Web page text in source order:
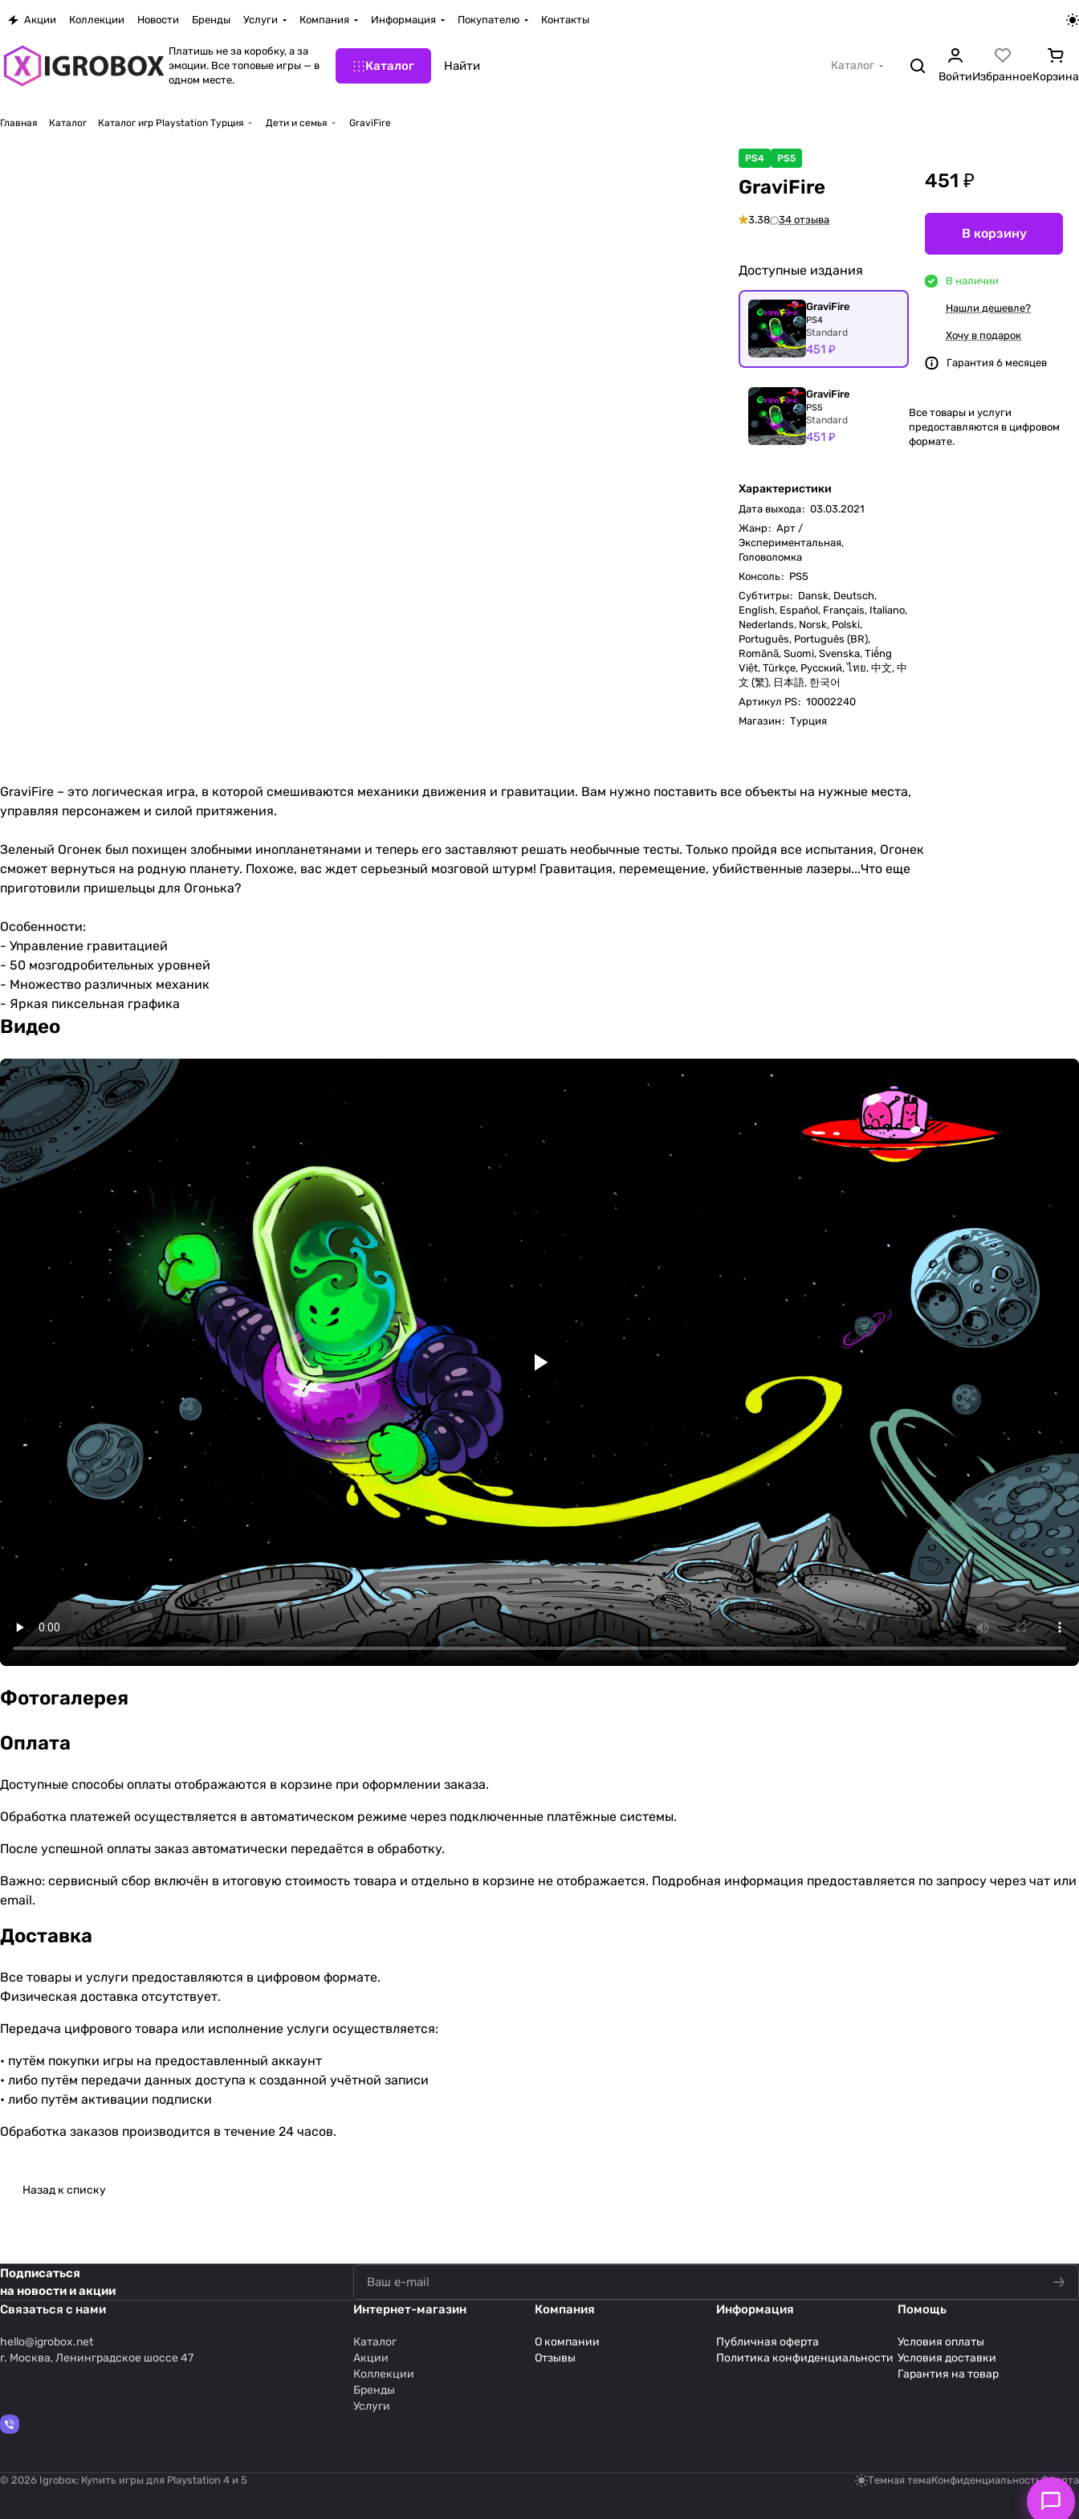
Акции Коллекции Новости Бренды Услуги Компания Информация Покупателю Контакты
Платишь не за коробку, а за
эмоции. Все топовые игры — в
одном месте.
Каталог
Каталог
ВойтиИзбранноеКорзина
Главная Каталог Каталог игр Playstation Турция Дети и семья GraviFire
PS4 PS5
GraviFire
3.38 34 отзыва
Доступные издания
GraviFire
PS4
Standard
451 ₽
GraviFire
PS5
Standard
451 ₽
Характеристики
Дата выхода: 03.03.2021
Жанр: Арт /
Экспериментальная,
Головоломка
Консоль: PS5
Субтитры: Dansk, Deutsch,
English, Español, Français, Italiano,
Nederlands, Norsk, Polski,
Português, Português (BR),
Română, Suomi, Svenska, Tiếng
Việt, Türkçe, Русский, ไทย, 中文, 中
文 (繁), 日本語, 한국어
Артикул PS: 10002240
Магазин: Турция
451 ₽
В корзину
В наличии
Нашли дешевле?
Хочу в подарок
Гарантия 6 месяцев
Все товары и услуги
предоставляются в цифровом
формате.
GraviFire – это логическая игра, в которой смешиваются механики движения и гравитации. Вам нужно поставить все объекты на нужные места,
управляя персонажем и силой притяжения.
Зеленый Огонек был похищен злобными инопланетянами и теперь его заставляют решать необычные тесты. Только пройдя все испытания, Огонек
сможет вернуться на родную планету. Похоже, вас ждет серьезный мозговой штурм! Гравитация, перемещение, убийственные лазеры...Что еще
приготовили пришельцы для Огонька?
Особенности:
- Управление гравитацией
- 50 мозгодробительных уровней
- Множество различных механик
- Яркая пиксельная графика
Видео
Фотогалерея
Оплата
Доступные способы оплаты отображаются в корзине при оформлении заказа.
Обработка платежей осуществляется в автоматическом режиме через подключенные платёжные системы.
После успешной оплаты заказ автоматически передаётся в обработку.
Важно: сервисный сбор включён в итоговую стоимость товара и отдельно в корзине не отображается. Подробная информация предоставляется по запросу через чат или
email.
Доставка
Все товары и услуги предоставляются в цифровом формате.
Физическая доставка отсутствует.
Передача цифрового товара или исполнение услуги осуществляется:
• путём покупки игры на предоставленный аккаунт
• либо путём передачи данных доступа к созданной учётной записи
• либо путём активации подписки
Обработка заказов производится в течение 24 часов.
Назад к списку
Подписаться
на новости и акции
Связаться с нами
hello@igrobox.net
г. Москва, Ленинградское шоссе 47
Интернет-магазин
Каталог
Акции
Коллекции
Бренды
Услуги
Компания
О компании
Отзывы
Информация
Публичная оферта
Политика конфиденциальности
Помощь
Условия оплаты
Условия доставки
Гарантия на товар
© 2026 Igrobox: Купить игры для Playstation 4 и 5 Темная темаКонфиденциальностьОферта